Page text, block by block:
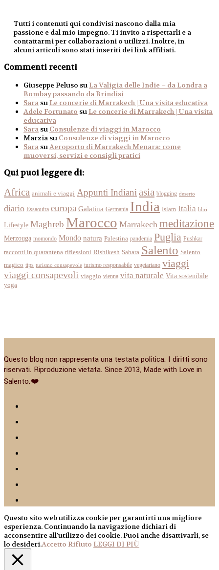
Tutti i contenuti qui condivisi nascono dalla mia
passione e dal mio impegno. Ti invito a rispettarli e a
contattarmi per collaborazioni o utilizzi. Inoltre, in
alcuni articoli sono stati inseriti dei link affiliati.
Commenti recenti
Giuseppe Peluso suLa Valigia delle Indie – da Londra a
Bombay passando da Brindisi
Sara suLe concerie di Marrakech | Una visita educativa
Adele Fortunato suLe concerie di Marrakech | Una visita
educativa
Sara su Consulenze di viaggi in Marocco
Marzia su Consulenze di viaggi in Marocco
Sara suAeroporto di Marrakech Menara: come
muoversi, servizi e consigli pratici
Qui puoi leggere di:
Africa animali e viaggi Appunti Indiani asia blogging deserto
diario Essaouira europa Galatina Germania India Islam Italia libri
Lifestyle Maghreb Marocco Marrakech meditazione
Merzouga momondo Mondo natura Palestina pandemia Puglia Pushkar
racconti in quarantena riflessioni Rishikesh Sahara Salento Salento
magico tips turismo consapevole turismo responsabile vegetariano viaggi
viaggi consapevoli viaggio vienna vita naturale Vita sostenibile
yoga
Questo blog non rappresenta una testata politica. I diritti sono
riservati. Riproduzione vietata. Since 2013, Made with Love in
Salento.❤️
Questo sito web utilizza cookie per garantirti una migliore
esperienza. Continuando la navigazione dichiari di
acconsentire all'utilizzo dei cookie. Puoi anche disattivarli, se
lo desideri.Accetto Rifiuto LEGGI DI PIÙ